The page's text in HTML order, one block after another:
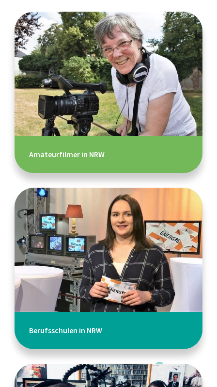
Amateurfilmer in NRW
Berufsschulen in NRW